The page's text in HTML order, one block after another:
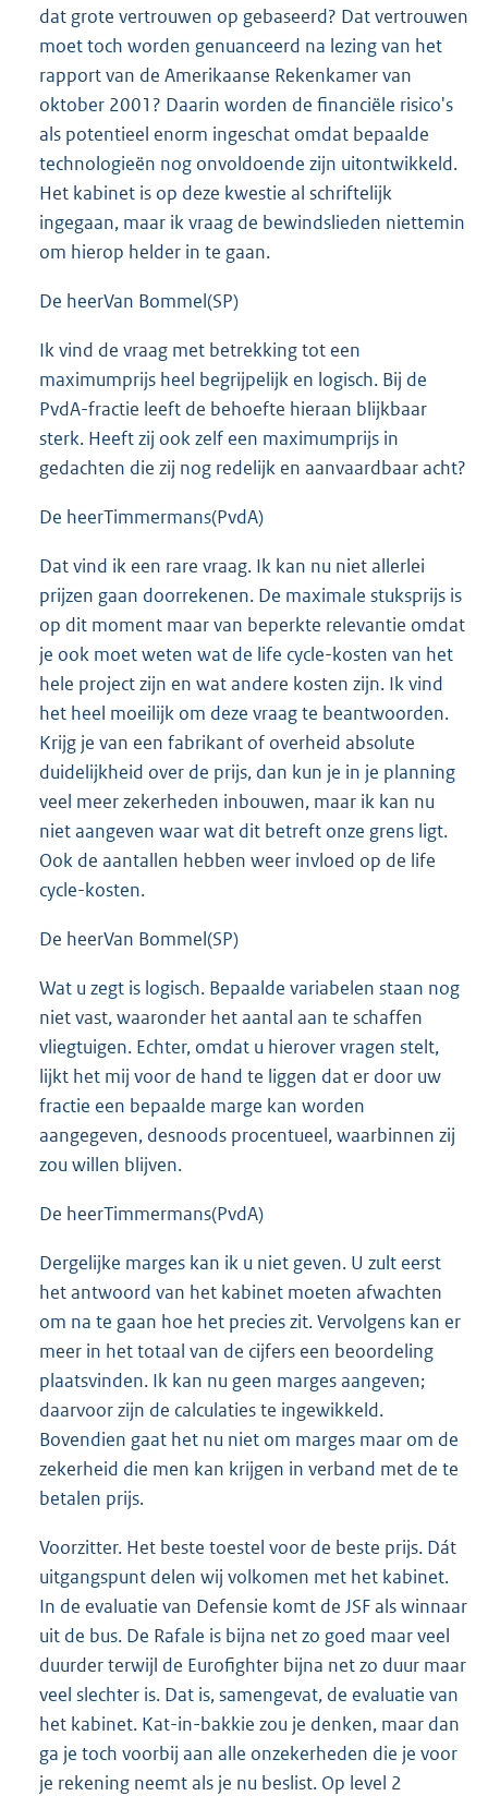
dat grote vertrouwen op gebaseerd? Dat vertrouwen
moet toch worden genuanceerd na lezing van het
rapport van de Amerikaanse Rekenkamer van
oktober 2001? Daarin worden de financiële risico's
als potentieel enorm ingeschat omdat bepaalde
technologieën nog onvoldoende zijn uitontwikkeld.
Het kabinet is op deze kwestie al schriftelijk
ingegaan, maar ik vraag de bewindslieden niettemin
om hierop helder in te gaan.
De heerVan Bommel(SP)
Ik vind de vraag met betrekking tot een
maximumprijs heel begrijpelijk en logisch. Bij de
PvdA-fractie leeft de behoefte hieraan blijkbaar
sterk. Heeft zij ook zelf een maximumprijs in
gedachten die zij nog redelijk en aanvaardbaar acht?
De heerTimmermans(PvdA)
Dat vind ik een rare vraag. Ik kan nu niet allerlei
prijzen gaan doorrekenen. De maximale stuksprijs is
op dit moment maar van beperkte relevantie omdat
je ook moet weten wat de life cycle-kosten van het
hele project zijn en wat andere kosten zijn. Ik vind
het heel moeilijk om deze vraag te beantwoorden.
Krijg je van een fabrikant of overheid absolute
duidelijkheid over de prijs, dan kun je in je planning
veel meer zekerheden inbouwen, maar ik kan nu
niet aangeven waar wat dit betreft onze grens ligt.
Ook de aantallen hebben weer invloed op de life
cycle-kosten.
De heerVan Bommel(SP)
Wat u zegt is logisch. Bepaalde variabelen staan nog
niet vast, waaronder het aantal aan te schaffen
vliegtuigen. Echter, omdat u hierover vragen stelt,
lijkt het mij voor de hand te liggen dat er door uw
fractie een bepaalde marge kan worden
aangegeven, desnoods procentueel, waarbinnen zij
zou willen blijven.
De heerTimmermans(PvdA)
Dergelijke marges kan ik u niet geven. U zult eerst
het antwoord van het kabinet moeten afwachten
om na te gaan hoe het precies zit. Vervolgens kan er
meer in het totaal van de cijfers een beoordeling
plaatsvinden. Ik kan nu geen marges aangeven;
daarvoor zijn de calculaties te ingewikkeld.
Bovendien gaat het nu niet om marges maar om de
zekerheid die men kan krijgen in verband met de te
betalen prijs.
Voorzitter. Het beste toestel voor de beste prijs. Dát
uitgangspunt delen wij volkomen met het kabinet.
In de evaluatie van Defensie komt de JSF als winnaar
uit de bus. De Rafale is bijna net zo goed maar veel
duurder terwijl de Eurofighter bijna net zo duur maar
veel slechter is. Dat is, samengevat, de evaluatie van
het kabinet. Kat-in-bakkie zou je denken, maar dan
ga je toch voorbij aan alle onzekerheden die je voor
je rekening neemt als je nu beslist. Op level 2